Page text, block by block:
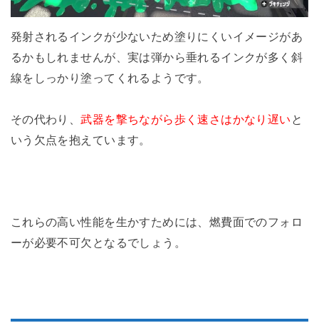
発射されるインクが少ないため塗りにくいイメージがあ
るかもしれませんが、実は弾から垂れるインクが多く斜
線をしっかり塗ってくれるようです。
その代わり、武器を撃ちながら歩く速さはかなり遅い と
いう欠点を抱えています。
これらの高い性能を生かすためには、燃費面でのフォロ
ーが必要不可欠となるでしょう。